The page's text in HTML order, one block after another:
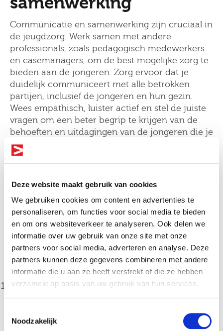
Deze website maakt gebruik van cookies
We gebruiken cookies om content en advertenties te
personaliseren, om functies voor social media te bieden
en om ons websiteverkeer te analyseren. Ook delen we
informatie over uw gebruik van onze site met onze
partners voor social media, adverteren en analyse. Deze
partners kunnen deze gegevens combineren met andere
informatie die u aan ze heeft verstrekt of die ze hebben
verzameld op basis van uw gebruik van hun services.
Noodzakelijk
Communicatie en samenwerking zijn cruciaal in
de jeugdzorg. Werk samen met andere
professionals, zoals pedagogisch medewerkers
en casemanagers, om de best mogelijke zorg te
bieden aan de jongeren. Zorg ervoor dat je
duidelijk communiceert met alle betrokken
partijen, inclusief de jongeren en hun gezin.
Wees empathisch, luister actief en stel de juiste
vragen om een beter begrip te krijgen van de
behoeften en uitdagingen van de jongeren die je
ondersteunt.
Omgaan met
emotioneel uitdagende
situaties
In de jeugdzorg is de kans groot dat je te maken
krijgt met emotioneel uitdagende situaties. Het
is belangrijk om hierop goed voorbereid te zijn
en professioneel te blijven. Enkele tips:
Erken je eigen emoties:Het is normaal om
emoties, maar zorg ervoor dat ze je
Altijd als 1e op de hoogte van de
nieuwste vacatures als je een job
alert aanmaakt!